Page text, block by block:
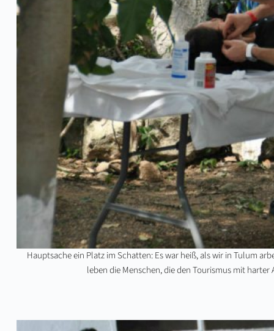
Hauptsache ein Platz im Schatten: Es war heiß, als wir in Tulum
leben die Menschen, die den Tourismus mit